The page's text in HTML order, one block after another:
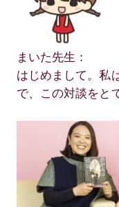
まいた先生：
はじめまして。私
で、この対談をと